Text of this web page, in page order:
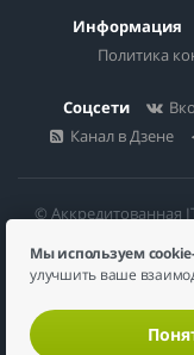
Информация
Политика
Соцсети
Канал в Дзене
© Аккредитованная
Общество с
624446, Россия,
ИНН 6617023200 | КПП
Мы используем
улучшить ваше